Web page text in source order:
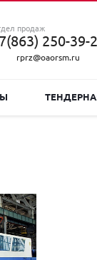
продаж
250-39-
rprz@oaorsm.ru